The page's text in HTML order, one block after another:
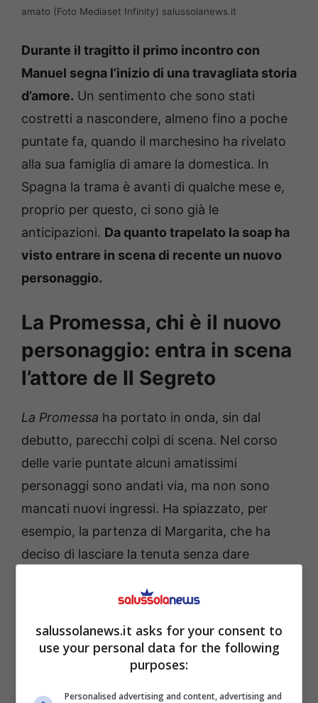
amato (Foto Mediaset Infinity) salussolanews.it
Durante il tragitto il primo incontro con
Manuel segna l’inizio di una travagliata storia
d’amore. Un sentimento che sono stati
costretti a nascondere, almeno fino a poche
puntate fa, quando il marchesino ha rivelato
alla sua famiglia di amare la domestica. In
Spagna la trama è avanti di qualche mese e,
proprio per questo, ci sono già le
anticipazioni. Da quanto trapelato la soap ha
visto entrare in scena di recente un nuovo
personaggio.
La Promessa, chi è il nuovo
personaggio: entra in scena
l’attore de Il Segreto
La Promessa ha portato in onda, sin dal
debutto, parecchi colpi di scena. Nel corso
delle varie puntate alcuni amatissimi
personaggi sono andati via, ma non sono
mancati nuovi ingressi. Ha spiazzato, per
esempio, la partenza di Margarita, che ha
deciso di lasciare la tenuta senza dare
prossime settimane- come riportano le
anticipazioni dalla Spagna-
un nuovo protagonista.
salussolanews.it asks for your consent to
use your personal data for the following
purposes:
Personalised advertising and content, advertising and